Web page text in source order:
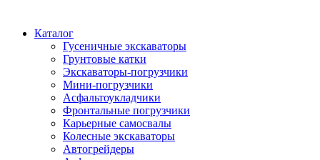
Каталог
Гусеничные экскаваторы
Грунтовые катки
Экскаваторы-погрузчики
Мини-погрузчики
Асфальтоукладчики
Фронтальные погрузчики
Карьерные самосвалы
Колесные экскаваторы
Автогрейдеры